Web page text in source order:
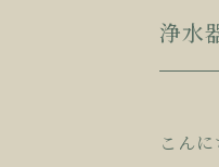
浄水
こんに